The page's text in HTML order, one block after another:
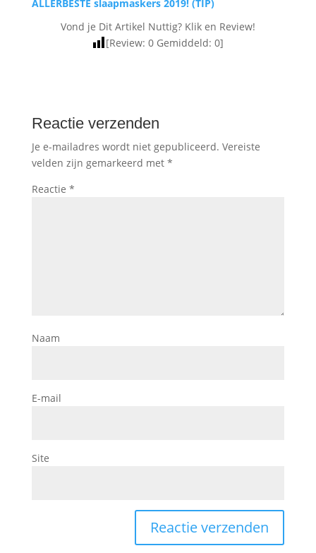
ALLERBESTE slaapmaskers 2019! (TIP)
Vond je Dit Artikel Nuttig? Klik en Review!
[Review:0 Gemiddeld:0]
Reactie verzenden
Je e-mailadres wordt niet gepubliceerd. Vereiste
velden zijn gemarkeerd met *
Reactie *
Naam
E-mail
Site